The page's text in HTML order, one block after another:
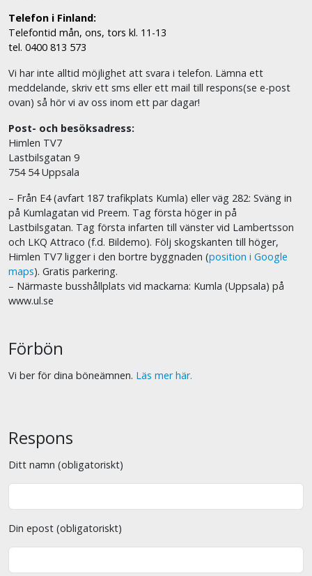
Telefon i Finland:
Telefontid mån, ons, tors kl. 11-13
tel. 0400 813 573
Vi har inte alltid möjlighet att svara i telefon. Lämna ett
meddelande, skriv ett sms eller ett mail till respons(se e-post
ovan) så hör vi av oss inom ett par dagar!
Post- och besöksadress:
Himlen TV7
Lastbilsgatan 9
754 54 Uppsala
– Från E4 (avfart 187 trafikplats Kumla) eller väg 282: Sväng in
på Kumlagatan vid Preem. Tag första höger in på
Lastbilsgatan. Tag första infarten till vänster vid Lambertsson
och LKQ Attraco (f.d. Bildemo). Följ skogskanten till höger,
Himlen TV7 ligger i den bortre byggnaden (position i Google
maps). Gratis parkering.
– Närmaste busshållplats vid mackarna: Kumla (Uppsala) på
www.ul.se
Förbön
Vi ber för dina böneämnen. Läs mer här.
Respons
Ditt namn (obligatoriskt)
Din epost (obligatoriskt)